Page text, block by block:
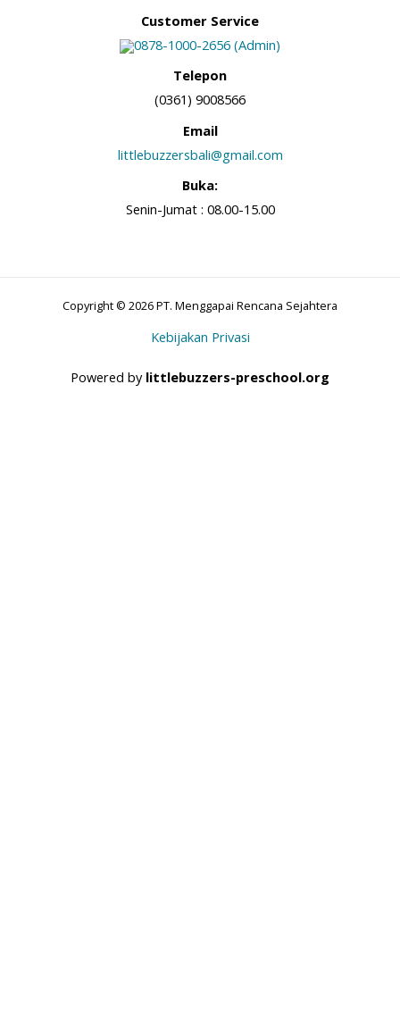
Customer Service
0878-1000-2656 (Admin)
Telepon
(0361) 9008566
Email
littlebuzzersbali@gmail.com
Buka:
Senin-Jumat : 08.00-15.00
Copyright © 2026 PT. Menggapai Rencana Sejahtera
Kebijakan Privasi
Powered by littlebuzzers-preschool.org